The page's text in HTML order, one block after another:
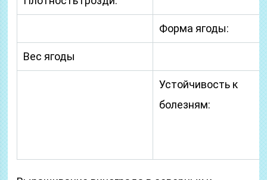
Форма ягоды:
Вес ягоды
Устойчивость к
болезням: